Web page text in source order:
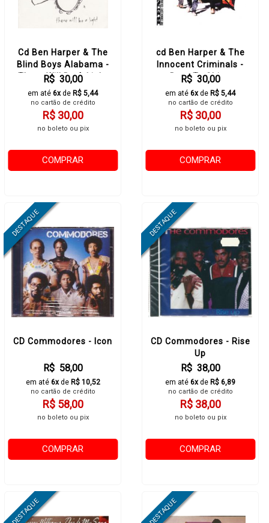
Cd Ben Harper & The
Blind Boys Alabama -
There Will Be A Light
R$ 30,00
em até 6xde R$ 5,44
no cartão de crédito
R$ 30,00
no boleto ou pix
COMPRAR
cd Ben Harper & The
Innocent Criminals -
Burn To Shine
R$ 30,00
em até 6xde R$ 5,44
no cartão de crédito
R$ 30,00
no boleto ou pix
COMPRAR
CD Commodores - Icon
R$ 58,00
em até 6xde R$ 10,52
no cartão de crédito
R$ 58,00
no boleto ou pix
COMPRAR
CD Commodores - Rise
Up
R$ 38,00
em até 6xde R$ 6,89
no cartão de crédito
R$ 38,00
no boleto ou pix
COMPRAR